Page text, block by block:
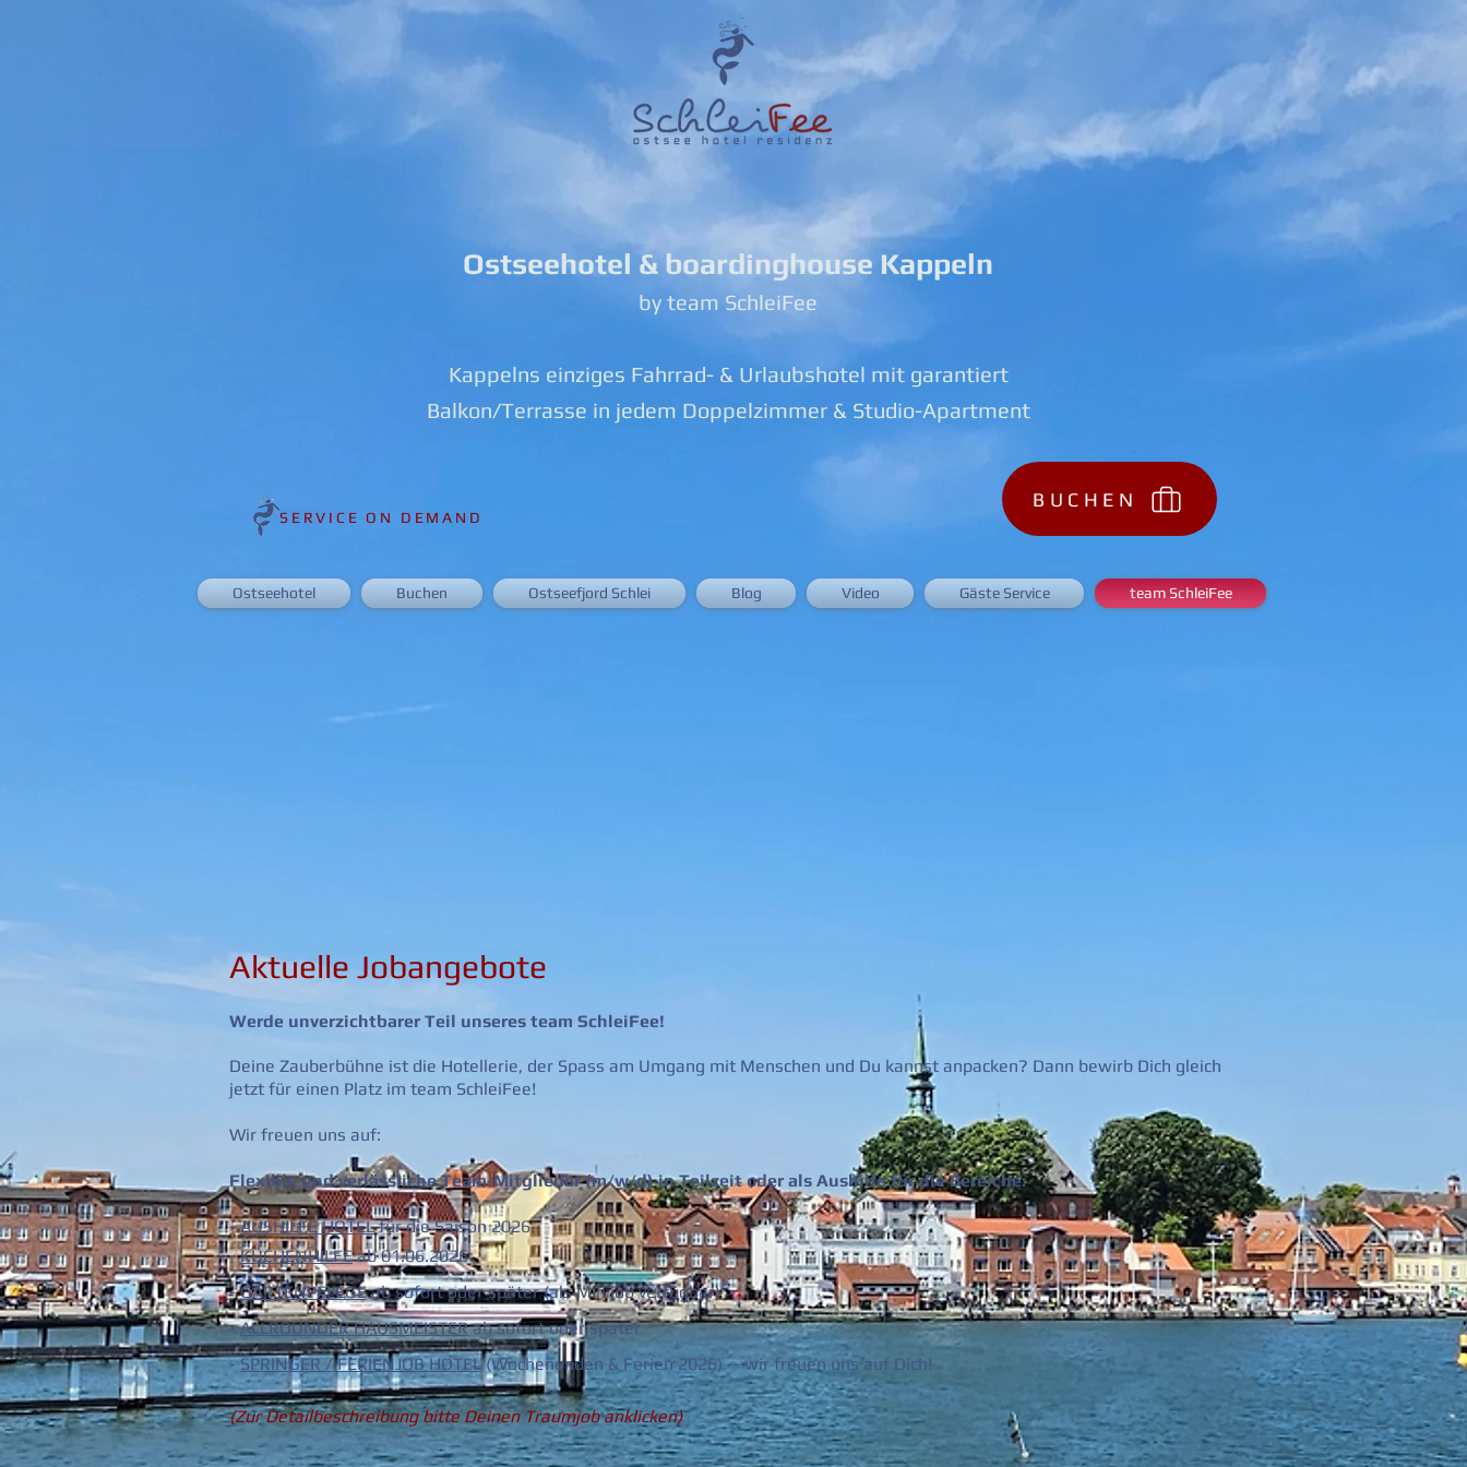
Ostseehotel & boardinghouse Kappeln
by team SchleiFee
Kappelns einziges Fahrrad- & Urlaubshotel mit garantiert
Balkon/Terrasse in jedem Doppelzimmer & Studio-Apartment
SERVICE ON DEMAND
BUCHEN
Ostseehotel Buchen Ostseefjord Schlei Blog Video Gäste Service team SchleiFee
Aktuelle Jobangebote
Werde unverzichtbarer Teil unseres team SchleiFee!
Deine Zauberbühne ist die Hotellerie, der Spass am Umgang mit Menschen und Du kannst anpacken? Dann bewirb Dich gleich
jetzt für einen Platz im team SchleiFee!
Wir freuen uns auf:
Flexible und verlässliche Team-Mitglieder (m/w/d) in Teilzeit oder als Aushilfe für die Bereiche:
-AUSHILFE HOTELfür die Saison 2026
-KÜCHENHILFEab 01.06.2026
-GARTENPFLEGEab sofort oder später (als Minijob verfügbar)
-ALLROUNDER HAUSMEISTERab sofort oder später
-SPRINGER / FERIENJOB HOTEL(Wochenenden & Ferien 2026) -- wir freuen uns auf Dich!
(Zur Detailbeschreibung bitte Deinen Traumjob anklicken)